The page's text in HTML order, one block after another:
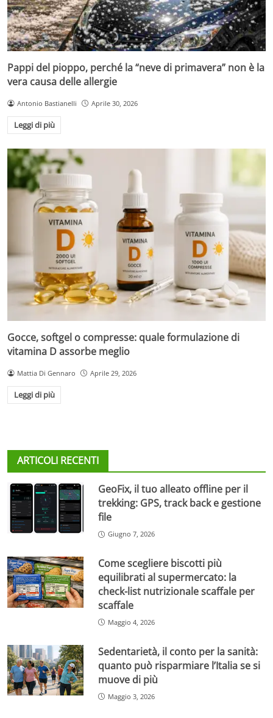
Pappi del pioppo, perché la “neve di primavera” non è la
vera causa delle allergie
Antonio Bastianelli Aprile 30, 2026
Leggi di più
Gocce, softgel o compresse: quale formulazione di
vitamina D assorbe meglio
Mattia Di Gennaro Aprile 29, 2026
Leggi di più
ARTICOLI RECENTI
GeoFix, il tuo alleato offline per il
trekking: GPS, track back e gestione
file
Giugno 7, 2026
Come scegliere biscotti più
equilibrati al supermercato: la
check-list nutrizionale scaffale per
scaffale
Maggio 4, 2026
Sedentarietà, il conto per la sanità:
quanto può risparmiare l’Italia se si
muove di più
Maggio 3, 2026